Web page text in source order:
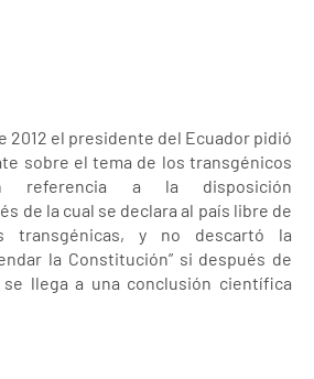
2012 el presidente del Ecuador pidió
sobre el tema de los transgénicos
referencia a la disposición
de la cual se declara al país libre de
transgénicas, y no descartó la
la Constitución” si después de
llega a una conclusión científica